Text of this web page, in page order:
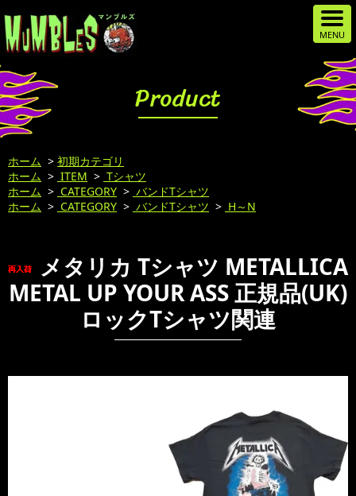
Product
ホーム > 初期カテゴリ
ホーム > ITEM > Tシャツ
ホーム > CATEGORY > バンドTシャツ
ホーム > CATEGORY > バンドTシャツ > H～N
メタリカ Tシャツ METALLICA
METAL UP YOUR ASS 正規品(UK)
ロックTシャツ関連